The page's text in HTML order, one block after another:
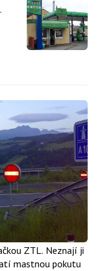
ZTL. Neznají ji
mastnou pokutu